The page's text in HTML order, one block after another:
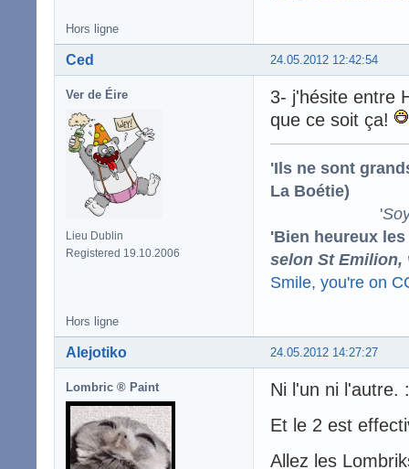
Hors ligne
24.05.2012 12:42:54
Ced
Ver de Éire
Lieu Dublin
Registered 19.10.2006
3- j'hésite entre
que ce soit ça!
'Ils ne sont
La Boétie)
'
'Bien heureux
selon St Emilion,
Smile, you're on
Hors ligne
24.05.2012 14:27:27
Alejotiko
Lombric ® Paint
Ni l'un ni l'autre.
Et le 2 est
Allez les